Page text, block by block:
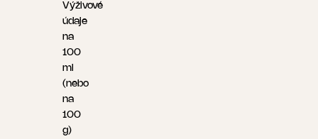
Výživové
údaje
na
100
ml
(nebo
na
100
g)